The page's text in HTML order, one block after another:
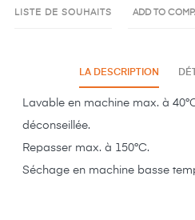
LISTE DE SOUHAITS ADD TO
LA DESCRIPTION
Lavable en machine max. à
déconseillée.
Repasser max. à 150°C.
Séchage en machine basse